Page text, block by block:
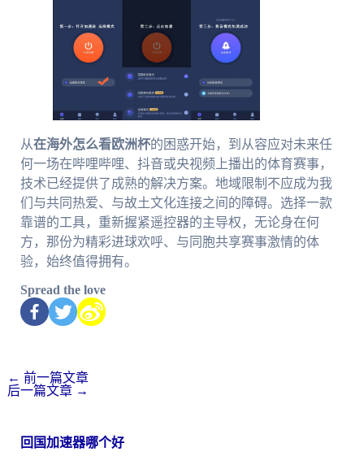
从在海外怎么看欧洲杯的困惑开始，到从容应对未来任
何一场在哔哩哔哩、抖音或央视频上播出的体育赛事，
技术已经提供了成熟的解决方案。地域限制不应成为我
们与共同热爱、与故土文化连接之间的障碍。选择一款
靠谱的工具，重新握紧遥控器的主导权，无论身在何
方，那份为精彩进球欢呼、与同胞共享赛事激情的体
验，始终值得拥有。
Spread the love
← 前一篇文章
后一篇文章 →
回国加速器哪个好